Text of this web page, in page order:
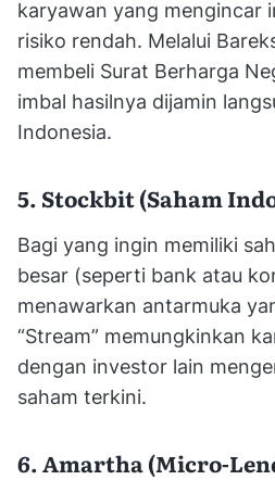
karyawan yang mengincar
risiko rendah. Melalui
membeli Surat Berharga
imbal hasilnya dijamin
Indonesia.
5. Stockbit (Saham
Bagi yang ingin memiliki
besar (seperti bank atau
menawarkan antarmuka
“Stream” memungkinkan
dengan investor lain
saham terkini.
6. Amartha (Micro-